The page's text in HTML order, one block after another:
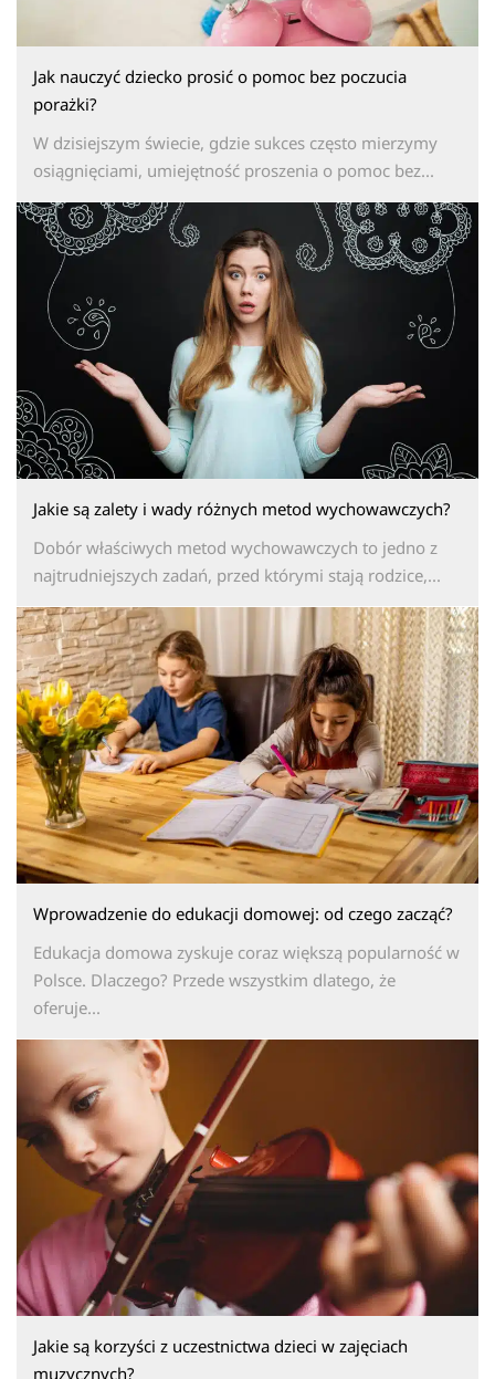
Jak nauczyć dziecko prosić o pomoc bez poczucia
porażki?
W dzisiejszym świecie, gdzie sukces często mierzymy
osiągnięciami, umiejętność proszenia o pomoc bez...
Jakie są zalety i wady różnych metod wychowawczych?
Dobór właściwych metod wychowawczych to jedno z
najtrudniejszych zadań, przed którymi stają rodzice,...
Wprowadzenie do edukacji domowej: od czego zacząć?
Edukacja domowa zyskuje coraz większą popularność w
Polsce. Dlaczego? Przede wszystkim dlatego, że
oferuje...
Jakie są korzyści z uczestnictwa dzieci w zajęciach
muzycznych?